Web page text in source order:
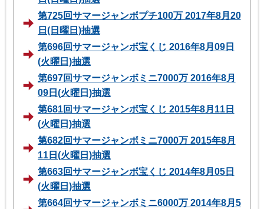
第725回サマージャンボプチ100万 2017年8月20
日(日曜日)抽選
第696回サマージャンボ宝くじ 2016年8月09日
(火曜日)抽選
第697回サマージャンボミニ7000万 2016年8月
09日(火曜日)抽選
第681回サマージャンボ宝くじ 2015年8月11日
(火曜日)抽選
第682回サマージャンボミニ7000万 2015年8月
11日(火曜日)抽選
第663回サマージャンボ宝くじ 2014年8月05日
(火曜日)抽選
第664回サマージャンボミニ6000万 2014年8月5